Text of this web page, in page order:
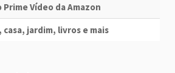
Vídeo da Amazon
jardim, livros e mais